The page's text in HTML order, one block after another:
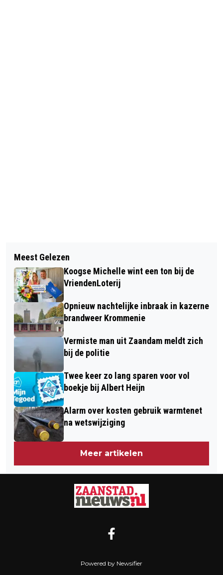
WIJKERTUNNEL VIER WEKEN DICHT
VOOR VERVANGING VENTILATIE
VOORAL WONEN, NATUUR EN MILIEU
ONDER DRUK IN ONZE PROVINCIE
Meest Gelezen
Koogse Michelle wint een ton bij de
VriendenLoterij
Opnieuw nachtelijke inbraak in kazerne
brandweer Krommenie
Vermiste man uit Zaandam meldt zich
bij de politie
Twee keer zo lang sparen voor vol
boekje bij Albert Heijn
Alarm over kosten gebruik warmtenet
na wetswijziging
Meer artikelen
Powered by Newsifier